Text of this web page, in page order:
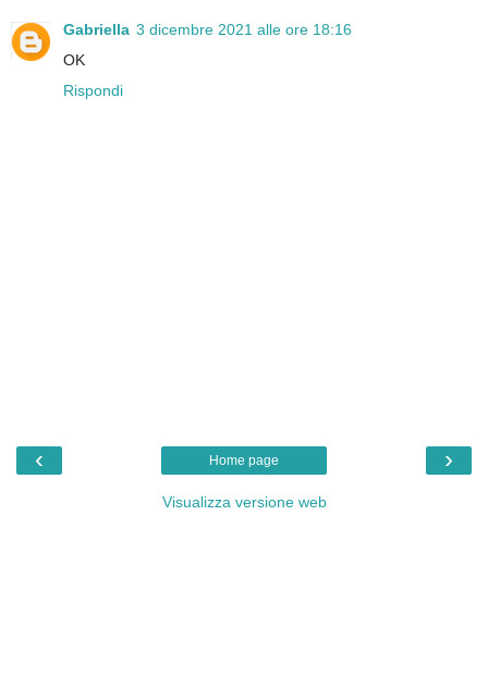
Gabriella 3 dicembre 2021 alle ore 18:16
OK
Rispondi
‹ ›
Home page
Visualizza versione web